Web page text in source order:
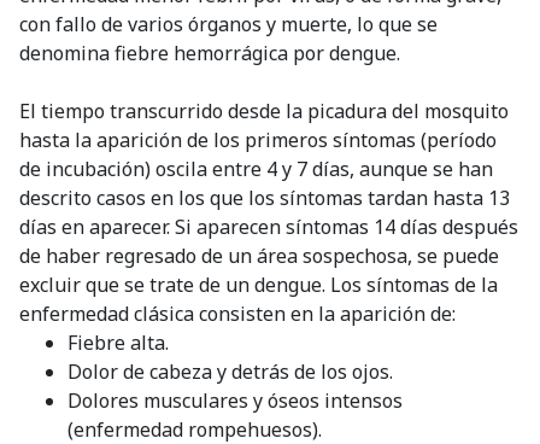
con fallo de varios órganos y muerte, lo que se
denomina fiebre hemorrágica por dengue.
El tiempo transcurrido desde la picadura del mosquito
hasta la aparición de los primeros síntomas (período
de incubación) oscila entre 4 y 7 días, aunque se han
descrito casos en los que los síntomas tardan hasta 13
días en aparecer. Si aparecen síntomas 14 días después
de haber regresado de un área sospechosa, se puede
excluir que se trate de un dengue. Los síntomas de la
enfermedad clásica consisten en la aparición de:
Fiebre alta.
Dolor de cabeza y detrás de los ojos.
Dolores musculares y óseos intensos
(enfermedad rompehuesos).